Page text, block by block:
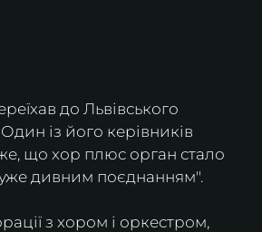
до Львівського
із його керівників
що хор плюс орган стало
дивним поєднанням".
з хором і оркестром,